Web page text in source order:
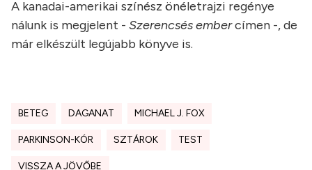
A kanadai-amerikai színész önéletrajzi regénye
nálunk is megjelent - Szerencsés embercímen -, de
már elkészült legújabb könyve is.
BETEG DAGANAT MICHAEL J. FOX
PARKINSON-KÓR SZTÁROK TEST
VISSZA A JÖVŐBE